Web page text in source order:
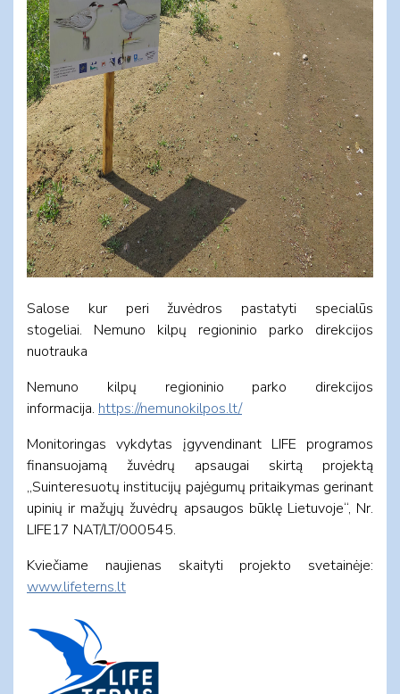
Salose kur peri žuvėdros pastatyti specialūs
stogeliai. Nemuno kilpų regioninio parko direkcijos
nuotrauka
Nemuno kilpų regioninio parko direkcijos
informacija. https://nemunokilpos.lt/
Monitoringas vykdytas įgyvendinant LIFE programos
finansuojamą žuvėdrų apsaugai skirtą projektą
„Suinteresuotų institucijų pajėgumų pritaikymas gerinant
upinių ir mažųjų žuvėdrų apsaugos būklę Lietuvoje“, Nr.
LIFE17 NAT/LT/000545.
Kviečiame naujienas skaityti projekto svetainėje:
www.lifeterns.lt